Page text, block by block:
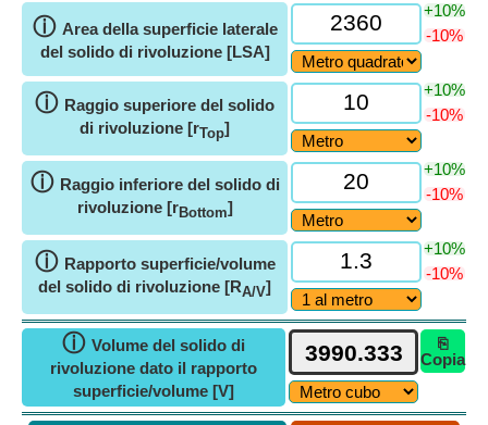
ⓘ Area della superficie laterale
del solido di rivoluzione [LSA]
+10%
-10%
ⓘ Raggio superiore del solido
di rivoluzione [rTop]
+10%
-10%
ⓘ Raggio inferiore del solido di
rivoluzione [rBottom]
+10%
-10%
ⓘ Rapporto superficie/volume
del solido di rivoluzione [RA/V]
+10%
-10%
ⓘ Volume del solido di
rivoluzione dato il rapporto
superficie/volume [V]
⎘
Copia